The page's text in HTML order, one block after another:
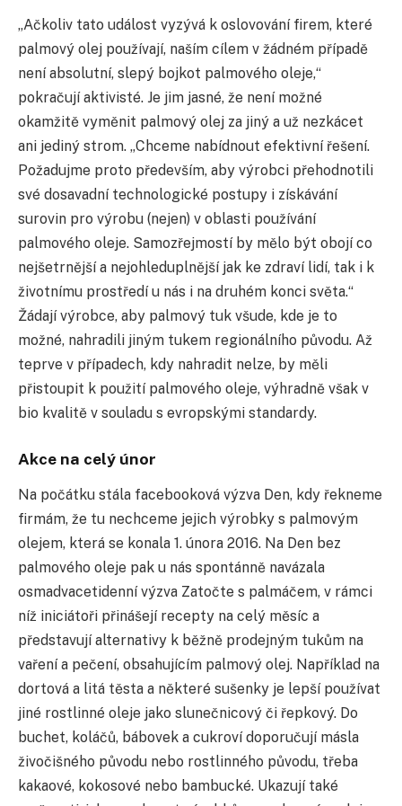
„Ačkoliv tato událost vyzývá k oslovování firem, které
palmový olej používají, naším cílem v žádném případě
není absolutní, slepý bojkot palmového oleje,“
pokračují aktivisté. Je jim jasné, že není možné
okamžitě vyměnit palmový olej za jiný a už nezkácet
ani jediný strom. „Chceme nabídnout efektivní řešení.
Požadujme proto především, aby výrobci přehodnotili
své dosavadní technologické postupy i získávání
surovin pro výrobu (nejen) v oblasti používání
palmového oleje. Samozřejmostí by mělo být obojí co
nejšetrnější a nejohleduplnější jak ke zdraví lidí, tak i k
životnímu prostředí u nás i na druhém konci světa.“
Žádají výrobce, aby palmový tuk všude, kde je to
možné, nahradili jiným tukem regionálního původu. Až
teprve v případech, kdy nahradit nelze, by měli
přistoupit k použití palmového oleje, výhradně však v
bio kvalitě v souladu s evropskými standardy.
Akce na celý únor
Na počátku stála facebooková výzva Den, kdy řekneme
firmám, že tu nechceme jejich výrobky s palmovým
olejem, která se konala 1. února 2016. Na Den bez
palmového oleje pak u nás spontánně navázala
osmadvacetidenní výzva Zatočte s palmáčem, v rámci
níž iniciátoři přinášejí recepty na celý měsíc a
představují alternativy k běžně prodejným tukům na
vaření a pečení, obsahujícím palmový olej. Například na
dortová a litá těsta a některé sušenky je lepší používat
jiné rostlinné oleje jako slunečnicový či řepkový. Do
buchet, koláčů, bábovek a cukroví doporučují másla
živočišného původu nebo rostlinného původu, třeba
kakaové, kokosové nebo bambucké. Ukazují také